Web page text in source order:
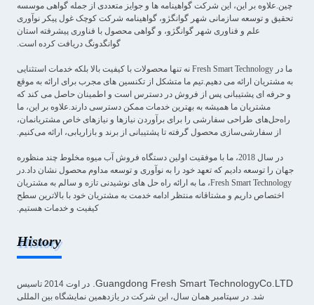
چین.علاوه بر این، این شرکت گواهینامه ها و جوایز متعددی از جمله گواهی موسسه
تحقیق و توسعه سازمانی شهر گوانگژو، گواهینامه شرکت کوچک غول پیکر نوآوری
علم و فناوری شهر گوانگژو، و گواهی محصول با فناوری پیشرفته استان
گوانگدونگ دریافت کرده است.
ما در Fresh Smart Technology نه تنها محصولات با کیفیت بالا بلکه خدمات استثنایی
به مشتریان ارائه می دهیم.تیم ما متشکل از تکنسین های مجرب برای ارائه به موقع
و حرفه ای پشتیبانی پس از فروش در دسترس است و اطمینان حاصل می کند که
مشتریان ما همیشه به بهترین خدمات ممکن دسترسی دارند.علاوه بر این، ما
راه‌حل‌های طراحی سفارشی را برای برآوردن نیازها و نیازهای خاص مشتریانمان،
از سفارشی‌سازی محصول گرفته تا پشتیبانی از برند و بازاریابی، ارائه می‌کنیم.
در سال 2018، ما با موفقیت اولین دستگاه فروش آب میوه مخلوط چند منظوره
جهان را توسعه دادیم که تعهد خود را به نوآوری و توسعه مداوم محصول نشان داد.در
Fresh Smart Technology، ما به ارائه راه حل های نوشیدنی تازه و سالم به مشتریان
اختصاص داریم و مشتاقانه منتظر ادامه خدمت به مشتریان خود با بالاترین سطح
کیفیت و خدمات هستیم.
History
Guangdong Fresh Smart TechnologyCo.LTD.
در اوت 2014 تاسیس
شد. در سپتامبر همان سال، این شرکت در یازدهمین نمایشگاه بین المللی